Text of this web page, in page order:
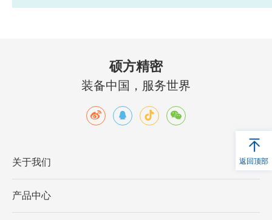
返回顶部
硕方精密
装备中国，服务世界
关于我们
产品中心